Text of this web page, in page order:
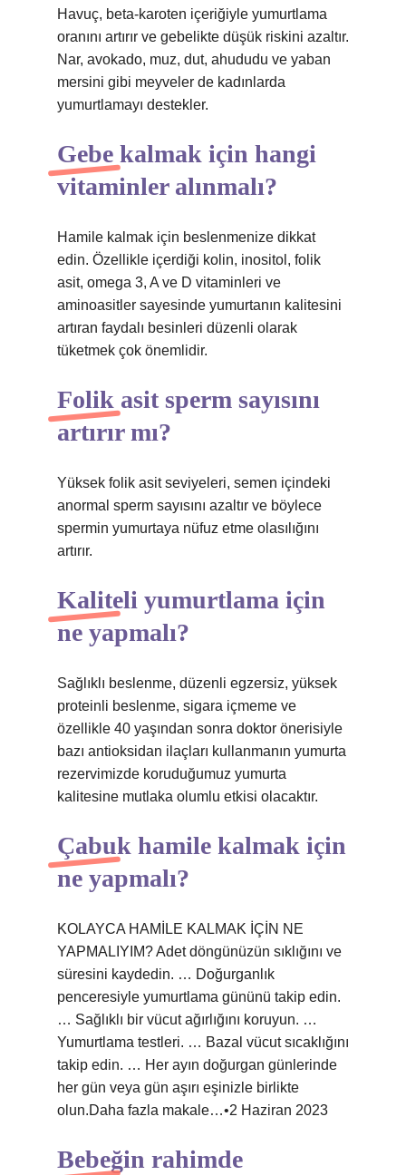
Havuç, beta-karoten içeriğiyle yumurtlama
oranını artırır ve gebelikte düşük riskini azaltır.
Nar, avokado, muz, dut, ahududu ve yaban
mersini gibi meyveler de kadınlarda
yumurtlamayı destekler.
Gebe kalmak için hangi
vitaminler alınmalı?
Hamile kalmak için beslenmenize dikkat
edin. Özellikle içerdiği kolin, inositol, folik
asit, omega 3, A ve D vitaminleri ve
aminoasitler sayesinde yumurtanın kalitesini
artıran faydalı besinleri düzenli olarak
tüketmek çok önemlidir.
Folik asit sperm sayısını
artırır mı?
Yüksek folik asit seviyeleri, semen içindeki
anormal sperm sayısını azaltır ve böylece
spermin yumurtaya nüfuz etme olasılığını
artırır.
Kaliteli yumurtlama için
ne yapmalı?
Sağlıklı beslenme, düzenli egzersiz, yüksek
proteinli beslenme, sigara içmeme ve
özellikle 40 yaşından sonra doktor önerisiyle
bazı antioksidan ilaçları kullanmanın yumurta
rezervimizde koruduğumuz yumurta
kalitesine mutlaka olumlu etkisi olacaktır.
Çabuk hamile kalmak için
ne yapmalı?
KOLAYCA HAMİLE KALMAK İÇİN NE
YAPMALIYIM? Adet döngünüzün sıklığını ve
süresini kaydedin. … Doğurganlık
penceresiyle yumurtlama gününü takip edin.
… Sağlıklı bir vücut ağırlığını koruyun. …
Yumurtlama testleri. … Bazal vücut sıcaklığını
takip edin. … Her ayın doğurgan günlerinde
her gün veya gün aşırı eşinizle birlikte
olun.Daha fazla makale…•2 Haziran 2023
Bebeğin rahimde